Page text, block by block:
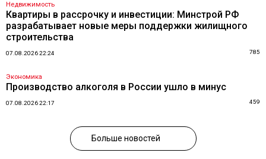
Недвижимость
Квартиры в рассрочку и инвестиции: Минстрой РФ
разрабатывает новые меры поддержки жилищного
строительства
07.08.2026 22:24 785
Экономика
Производство алкоголя в России ушло в минус
07.08.2026 22:17 459
Больше новостей